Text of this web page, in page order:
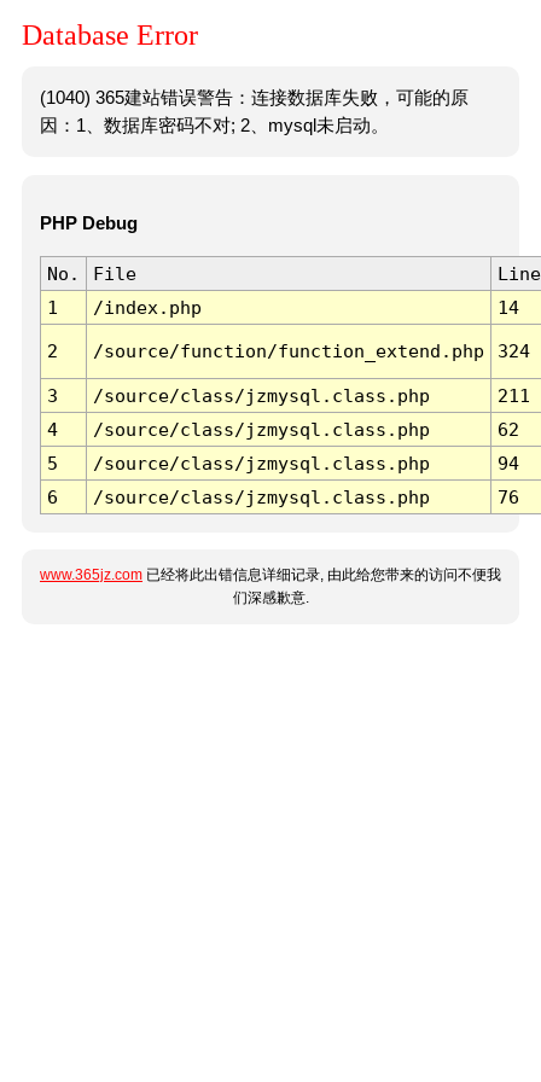
Database Error
(1040) 365建站错误警告：连接数据库失败，可能的原
因：1、数据库密码不对; 2、mysql未启动。
PHP Debug
No. File
Line
1
/index.php 14
2 /source/function/function_extend.php 324
3 /source/class/jzmysql.class.php
211
4
/source/class/jzmysql.class.php
62
5
/source/class/jzmysql.class.php
94
6
/source/class/jzmysql.class.php 76
www.365jz.com 已经将此出错信息详细记录, 由此给您带来的访问不便我
们深感歉意.